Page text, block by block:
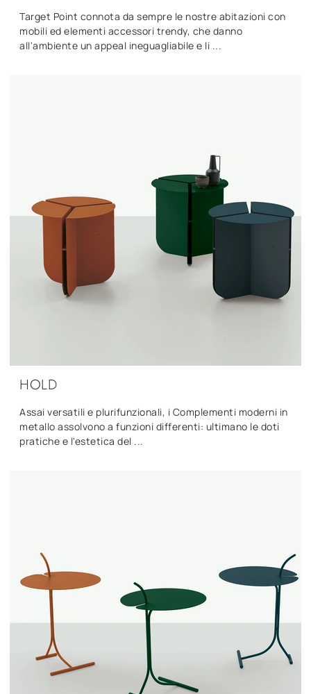
Target Point connota da sempre le nostre abitazioni con
mobili ed elementi accessori trendy, che danno
all'ambiente un appeal ineguagliabile e li ...
HOLD
Assai versatili e plurifunzionali, i Complementi moderni in
metallo assolvono a funzioni differenti: ultimano le doti
pratiche e l'estetica del ...